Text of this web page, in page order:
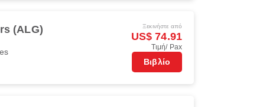
(ALG) Ξεκινήστε από
US$ 74.91
Τιμή/ Pax
Βιβλίο